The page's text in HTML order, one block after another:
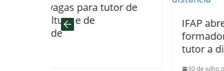
tutor de
IFAP abre vagas para
formador, orientador de